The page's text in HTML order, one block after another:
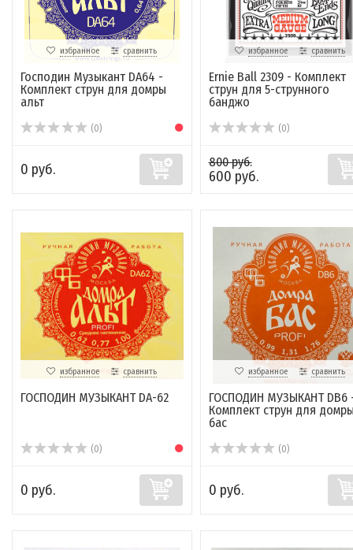
избранное сравнить
Господин Музыкант DA64 -
Комплект струн для домры
альт
(0)
0 руб.
избранное сравнить
Ernie Ball 2309 - Комплект
струн для 5-струнного
банджо
(0)
800 руб.
600 руб.
избранное сравнить
ГОСПОДИН МУЗЫКАНТ DA-62
(0)
0 руб.
избранное сравнить
ГОСПОДИН МУЗЫКАНТ DB6
Комплект струн для
бас
(0)
0 руб.